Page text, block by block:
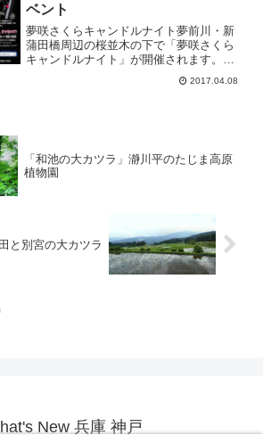
ベント
夢咲さくらキャンドルナイト夢前川・新
蒲田橋周辺の桜並木の下で「夢咲さくら
キャンドルナイト」が開催されます。
1000個のキャンドルと桜のトンネルが幻
想的な空間を創ります。14時からは、模
2017.04.08
「和池の大カツラ」瀞川平のたじま高原
植物園
と別宮の大カツラ
New 兵庫 神戸